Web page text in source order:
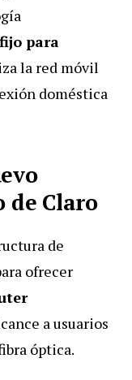
para
la red móvil
doméstica
Claro
de
ofrecer
a usuarios
óptica.